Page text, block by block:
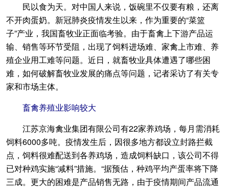
民以食为天。对中国人来说，饭碗里不仅要有粮，还离
不开肉蛋奶。新冠肺炎疫情发生以来，作为重要的“菜篮
子”产业，我国畜牧业正面临考验。由于畜禽上下游产品运
输、销售等环节受阻，出现了饲料进场难、家禽上市难、养
殖企业用工难等问题。近日，就畜牧业具体遭遇了哪些困
难，如何破解畜牧业发展的痛点等问题，记者采访了有关专
家和市场主体。
畜禽养殖业影响较大
江苏京海禽业集团有限公司有22家养鸡场，每月需消耗
饲料6000多吨。疫情发生后，因很多地方都设立封路拦截
点，饲料很难配送到各养鸡场，造成饲料缺口，该公司不得
已对种鸡实施“减料”措施。“据预估，种鸡平均产蛋率将下降
三成。更大的困难是产品销售无路，由于疫情期间产品流通